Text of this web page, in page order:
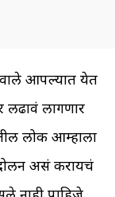
आपल्यात येत
लढावं लागणार
लोक आम्हाला
असं करायचं